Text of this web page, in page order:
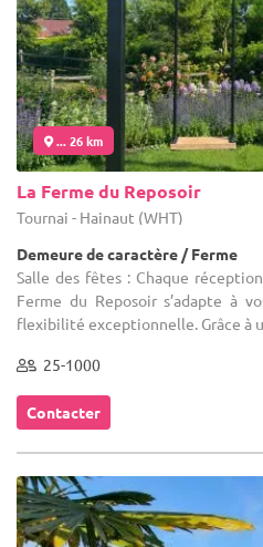
... 26 km
La Ferme du Reposoir
Tournai - Hainaut (WHT)
Demeure de caractère / Ferme
Salle des fêtes : Chaque
Ferme du Reposoir s’adapte à
flexibilité exceptionnelle. Grâce à
25-1000
Contacter